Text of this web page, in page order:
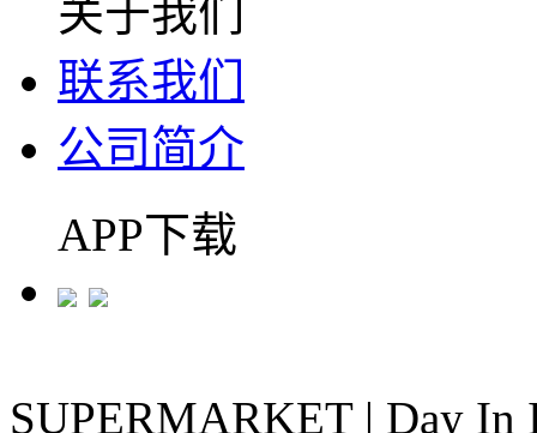
关于我们
联系我们
公司简介
APP下载
SUPERMARKET | Day In